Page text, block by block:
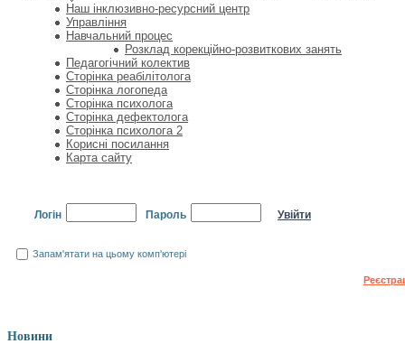
Наш інклюзивно-ресурсний центр
Управління
Навчальний процес
Розклад корекційно-розвиткових занять
Педагогічний колектив
Сторінка реабілітолога
Сторінка логопеда
Сторінка психолога
Сторінка дефектолога
Сторінка психолога 2
Корисні посилання
Карта сайту
Логін Пароль
Запам'ятати на цьому комп'ютері
Новини